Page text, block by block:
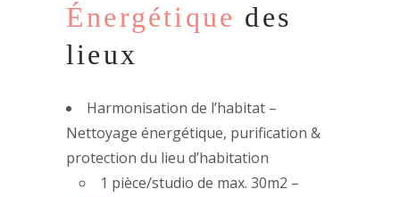
Énergétique des
lieux
Harmonisation de l’habitat –
Nettoyage énergétique, purification &
protection du lieu d’habitation
1 pièce/studio de max. 30m2 –